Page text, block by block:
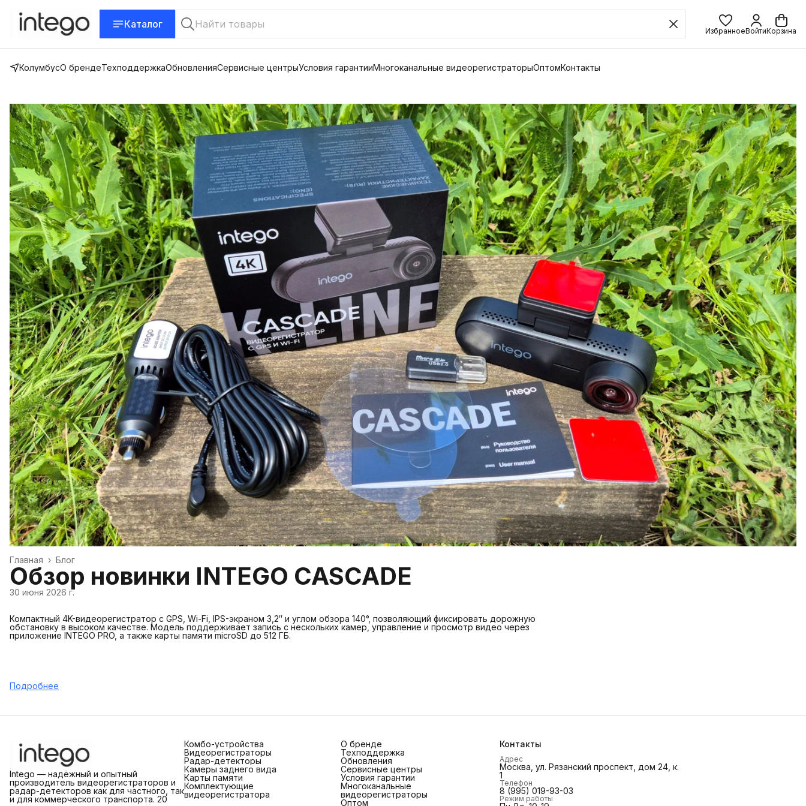
Каталог
ИзбранноеВойтиКорзина
КолумбусО брендеТехподдержкаОбновленияСервисные центрыУсловия гарантииМногоканальные видеорегистраторыОптомКонтакты
Блог
Главная ›
Обзор новинки INTEGO CASCADE
30 июня 2026 г.
Компактный 4K-видеорегистратор с GPS, Wi-Fi, IPS-экраном 3,2″ и углом обзора 140°, позволяющий фиксировать дорожную
обстановку в высоком качестве. Модель поддерживает запись с нескольких камер, управление и просмотр видео через
приложение INTEGO PRO, а также карты памяти microSD до 512 ГБ.
Подробнее
Intego — надёжный и опытный
производитель видеорегистраторов и
радар-детекторов как для частного, так
и для коммерческого транспорта. 20
Комбо-устройства
Видеорегистраторы
Радар-детекторы
Камеры заднего вида
Карты памяти
Комплектующие
видеорегистратора
О бренде
Техподдержка
Обновления
Сервисные центры
Условия гарантии
Многоканальные
видеорегистраторы
Оптом
Контакты
Адрес
Москва, ул. Рязанский проспект, дом 24, к.
1
Телефон
8 (995) 019-93-03
Режим работы